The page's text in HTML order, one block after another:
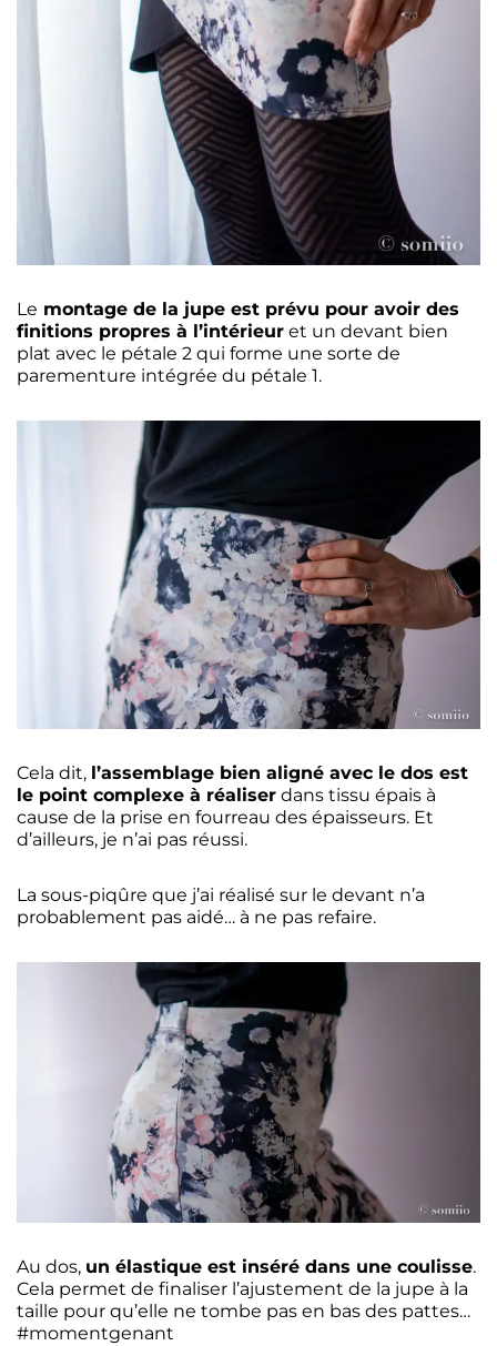
Le montage de la jupe est prévu pour avoir des
finitions propres à l’intérieur et un devant bien
plat avec le pétale 2 qui forme une sorte de
parementure intégrée du pétale 1.
Cela dit, l’assemblage bien aligné avec le dos est
le point complexe à réaliser dans tissu épais à
cause de la prise en fourreau des épaisseurs. Et
d’ailleurs, je n’ai pas réussi.
La sous-piqûre que j’ai réalisé sur le devant n’a
probablement pas aidé… à ne pas refaire.
Au dos, un élastique est inséré dans une coulisse.
Cela permet de finaliser l’ajustement de la jupe à la
taille pour qu’elle ne tombe pas en bas des pattes…
#momentgenant